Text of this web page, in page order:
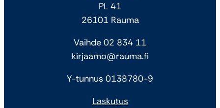
PL 41
26101 Rauma
Vaihde 02 834 11
kirjaamo@rauma.fi
Y-tunnus 0138780-9
Laskutus